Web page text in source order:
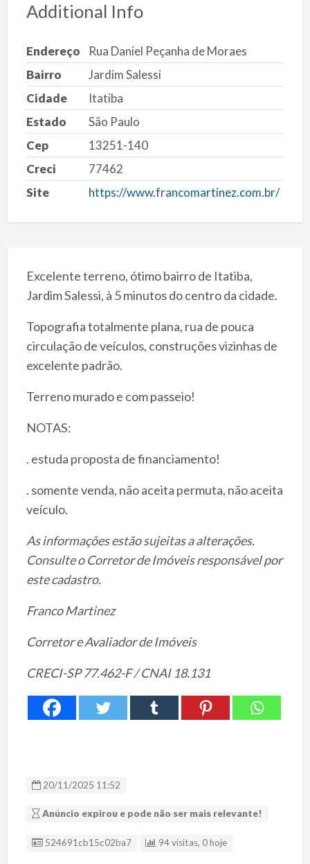
Additional Info
Endereço
Rua Daniel Peçanha de Moraes
Bairro
Jardim Salessi
Cidade
Itatiba
Estado
São Paulo
Cep
13251-140
Creci
77462
Site
https://www.francomartinez.com.br/
Excelente terreno, ótimo bairro de Itatiba,
Jardim Salessi, à 5 minutos do centro da cidade.
Topografia totalmente plana, rua de pouca
circulação de veículos, construções vizinhas de
excelente padrão.
Terreno murado e com passeio!
NOTAS:
. estuda proposta de financiamento!
. somente venda, não aceita permuta, não aceita
veículo.
As informações estão sujeitas a alterações.
Consulte o Corretor de Imóveis responsável por
este cadastro.
Franco Martinez
Corretor e Avaliador de Imóveis
CRECI-SP 77.462-F / CNAI 18.131
20/11/2025 11:52
Anúncio expirou e pode não ser mais relevante!
ID Anúncio
524691cb15c02ba7 94 visitas, 0 hoje